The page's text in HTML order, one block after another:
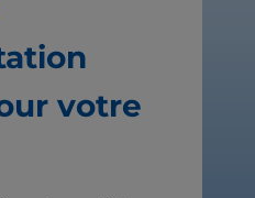
votre